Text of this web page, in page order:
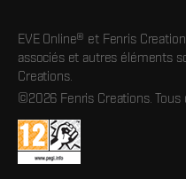
EVE Online® et Fenris
associés et autres éléments
Creations.
©2026 Fenris Creations. Tous